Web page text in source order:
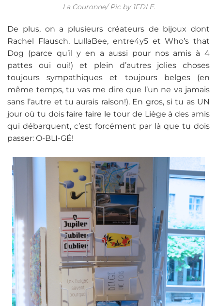
La Couronne/ Pic by 1FDLE.
De plus, on a plusieurs créateurs de bijoux dont
Rachel Flausch, LullaBee, entre4y5 et Who’s that
Dog (parce qu’il y en a aussi pour nos amis à 4
pattes oui oui!) et plein d’autres jolies choses
toujours sympathiques et toujours belges (en
même temps, tu vas me dire que l’un ne va jamais
sans l’autre et tu aurais raison!). En gros, si tu as UN
jour où tu dois faire faire le tour de Liège à des amis
qui débarquent, c’est forcément par là que tu dois
passer: O-BLI-GÉ!